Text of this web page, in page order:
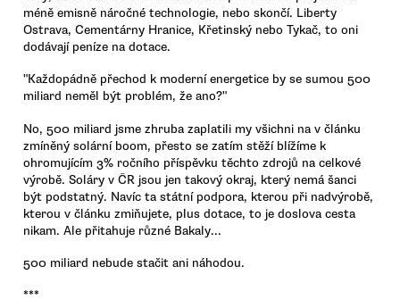
méně emisně náročné technologie, nebo skončí. Liberty
Ostrava, Cementárny Hranice, Křetinský nebo Tykač, to oni
dodávají peníze na dotace.
"Každopádně přechod k moderní energetice by se sumou 500
miliard neměl být problém, že ano?"
No, 500 miliard jsme zhruba zaplatili my všichni na v článku
zmíněný solární boom, přesto se zatím stěží blížíme k
ohromujícím 3% ročního příspěvku těchto zdrojů na celkové
výrobě. Soláry v ČR jsou jen takový okraj, který nemá šanci
být podstatný. Navíc ta státní podpora, kterou při nadvýrobě,
kterou v článku zmiňujete, plus dotace, to je doslova cesta
nikam. Ale přitahuje různé Bakaly...
500 miliard nebude stačit ani náhodou.
***